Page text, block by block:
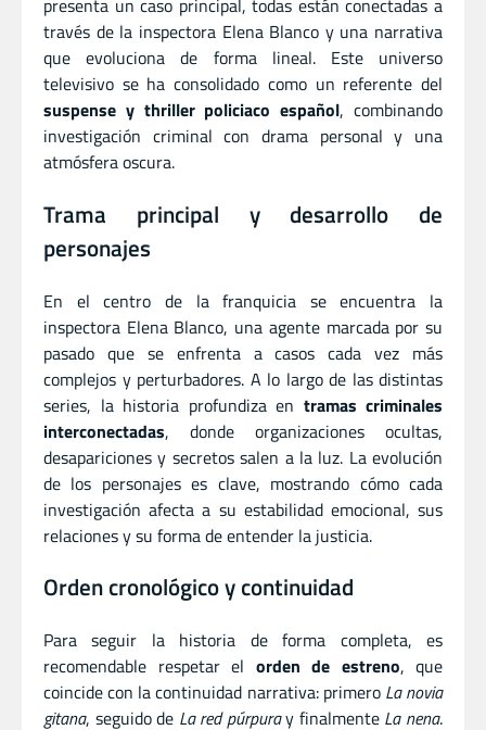
presenta un caso principal, todas están conectadas a
través de la inspectora Elena Blanco y una narrativa
que evoluciona de forma lineal. Este universo
televisivo se ha consolidado como un referente del
suspense y thriller policiaco español, combinando
investigación criminal con drama personal y una
atmósfera oscura.
Trama principal y desarrollo de
personajes
En el centro de la franquicia se encuentra la
inspectora Elena Blanco, una agente marcada por su
pasado que se enfrenta a casos cada vez más
complejos y perturbadores. A lo largo de las distintas
series, la historia profundiza en tramas criminales
interconectadas, donde organizaciones ocultas,
desapariciones y secretos salen a la luz. La evolución
de los personajes es clave, mostrando cómo cada
investigación afecta a su estabilidad emocional, sus
relaciones y su forma de entender la justicia.
Orden cronológico y continuidad
Para seguir la historia de forma completa, es
recomendable respetar el orden de estreno, que
coincide con la continuidad narrativa: primero La novia
gitana, seguido de La red púrpuray finalmente La nena.